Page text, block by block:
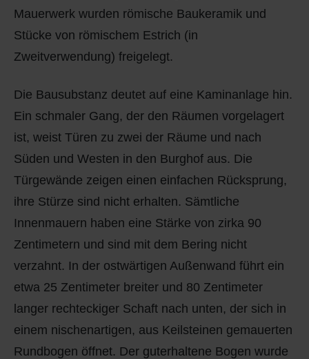
Mauerwerk wurden römische Baukeramik und
Stücke von römischem Estrich (in
Zweitverwendung) freigelegt.
Die Bausubstanz deutet auf eine Kaminanlage hin.
Ein schmaler Gang, der den Räumen vorgelagert
ist, weist Türen zu zwei der Räume und nach
Süden und Westen in den Burghof aus. Die
Türgewände zeigen einen einfachen Rücksprung,
ihre Stürze sind nicht erhalten. Sämtliche
Innenmauern haben eine Stärke von zirka 90
Zentimetern und sind mit dem Bering nicht
verzahnt. In der ostwärtigen Außenwand führt ein
etwa 25 Zentimeter breiter und 80 Zentimeter
langer rechteckiger Schaft nach unten, der sich in
einem nischenartigen, aus Keilsteinen gemauerten
Rundbogen öffnet. Der guterhaltene Bogen wurde